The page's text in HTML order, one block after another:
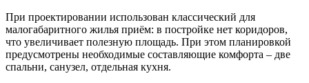
При проектировании использован классический для
малогабаритного жилья приём: в постройке нет коридоров,
что увеличивает полезную площадь. При этом планировкой
предусмотрены необходимые составляющие комфорта – две
спальни, санузел, отдельная кухня.